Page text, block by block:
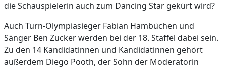
die Schauspielerin auch zum Dancing Star gekürt wird?
Auch Turn-Olympiasieger Fabian Hambüchen und
Sänger Ben Zucker werden bei der 18. Staffel dabei sein.
Zu den 14 Kandidatinnen und Kandidatinnen gehört
außerdem Diego Pooth, der Sohn der Moderatorin